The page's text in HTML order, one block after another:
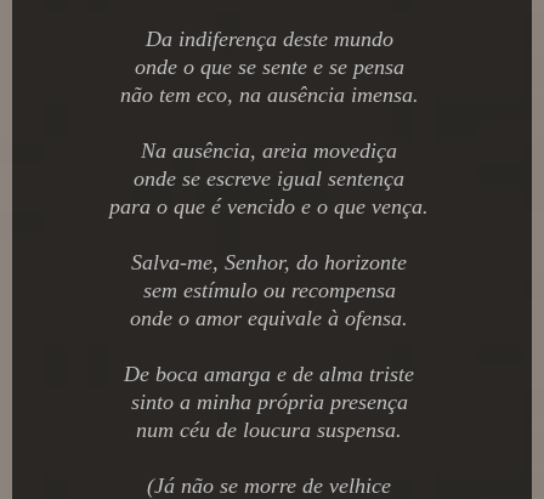
Da indiferença deste mundo
onde o que se sente e se pensa
não tem eco, na ausência imensa.
Na ausência, areia movediça
onde se escreve igual sentença
para o que é vencido e o que vença.
Salva-me, Senhor, do horizonte
sem estímulo ou recompensa
onde o amor equivale à ofensa.
De boca amarga e de alma triste
sinto a minha própria presença
num céu de loucura suspensa.
(Já não se morre de velhice